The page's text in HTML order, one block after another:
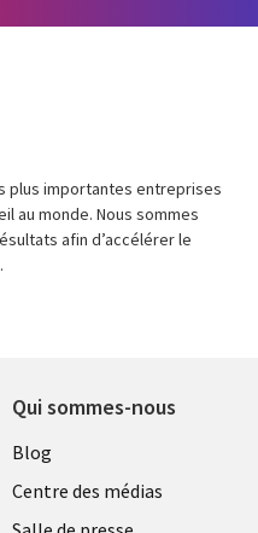
plus importantes entreprises
au monde. Nous sommes
afin d’accélérer le
Qui sommes-nous
Useful
links
Blog
Centre des médias